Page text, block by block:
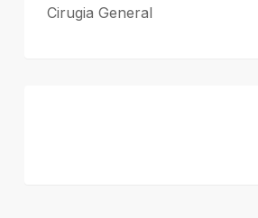
Cirugia General